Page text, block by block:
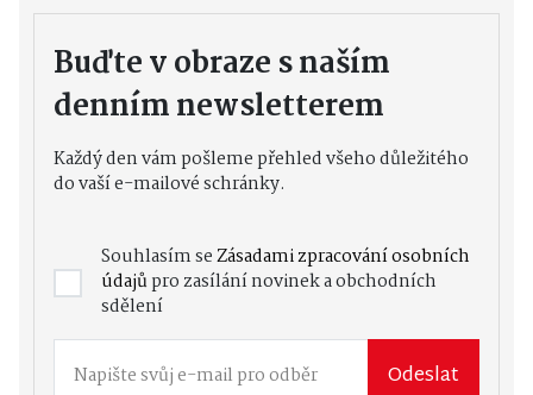
Buďte v obraze s naším
denním newsletterem
Každý den vám pošleme přehled všeho důležitého
do vaší e-mailové schránky.
Souhlasím seZásadami zpracování osobních
údajůpro zasílání novinek a obchodních
sdělení
Odeslat